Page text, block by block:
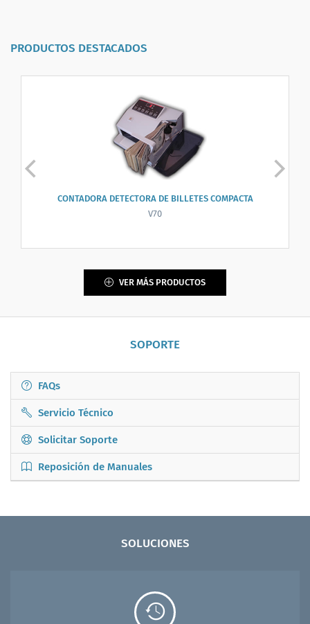
PRODUCTOS DESTACADOS
CONTADORA DETECTORA DE BILLETES COMPACTA
V70
VER MÁS PRODUCTOS
SOPORTE
FAQs
Servicio Técnico
Solicitar Soporte
Reposición de Manuales
SOLUCIONES